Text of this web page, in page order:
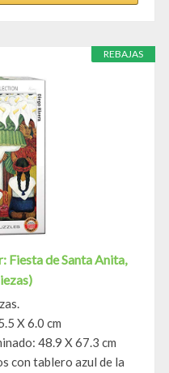
REBAJAS
Fiesta de Santa Anita,
X 6.0 cm
48.9 X 67.3 cm
con tablero azul de la